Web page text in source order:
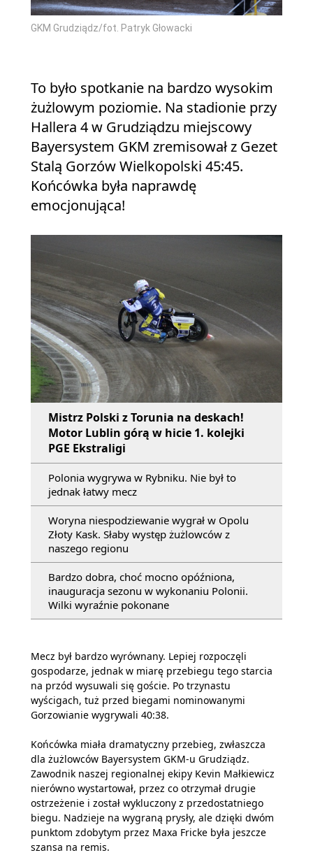
GKM Grudziądz/fot. Patryk Głowacki
To było spotkanie na bardzo wysokim
żużlowym poziomie. Na stadionie przy
Hallera 4 w Grudziądzu miejscowy
Bayersystem GKM zremisował z Gezet
Stalą Gorzów Wielkopolski 45:45.
Końcówka była naprawdę
emocjonująca!
Mistrz Polski z Torunia na deskach!
Motor Lublin górą w hicie 1. kolejki
PGE Ekstraligi
Polonia wygrywa w Rybniku. Nie był to
jednak łatwy mecz
Woryna niespodziewanie wygrał w Opolu
Złoty Kask. Słaby występ żużlowców z
naszego regionu
Bardzo dobra, choć mocno opóźniona,
inauguracja sezonu w wykonaniu Polonii.
Wilki wyraźnie pokonane
Mecz był bardzo wyrównany. Lepiej rozpoczęli
gospodarze, jednak w miarę przebiegu tego starcia
na przód wysuwali się goście. Po trzynastu
wyścigach, tuż przed biegami nominowanymi
Gorzowianie wygrywali 40:38.
Końcówka miała dramatyczny przebieg, zwłaszcza
dla żużlowców Bayersystem GKM-u Grudziądz.
Zawodnik naszej regionalnej ekipy Kevin Małkiewicz
nierówno wystartował, przez co otrzymał drugie
ostrzeżenie i został wykluczony z przedostatniego
biegu. Nadzieje na wygraną prysły, ale dzięki dwóm
punktom zdobytym przez Maxa Fricke była jeszcze
szansa na remis.